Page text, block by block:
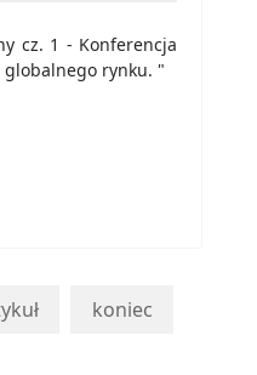
cz. 1 - Konferencja
globalnego rynku. "
koniec